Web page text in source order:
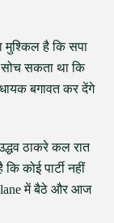
मुश्किल है कि सपा
सकता था कि
बगावत कर देंगे
ठाकरे कल रात
कोई पार्टी नहीं
में बैठे और आज